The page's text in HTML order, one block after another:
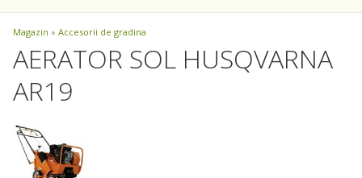
Magazin » Accesorii de gradina
AERATOR SOL HUSQVARNA
AR19